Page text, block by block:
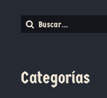
Buscar:
Categorías